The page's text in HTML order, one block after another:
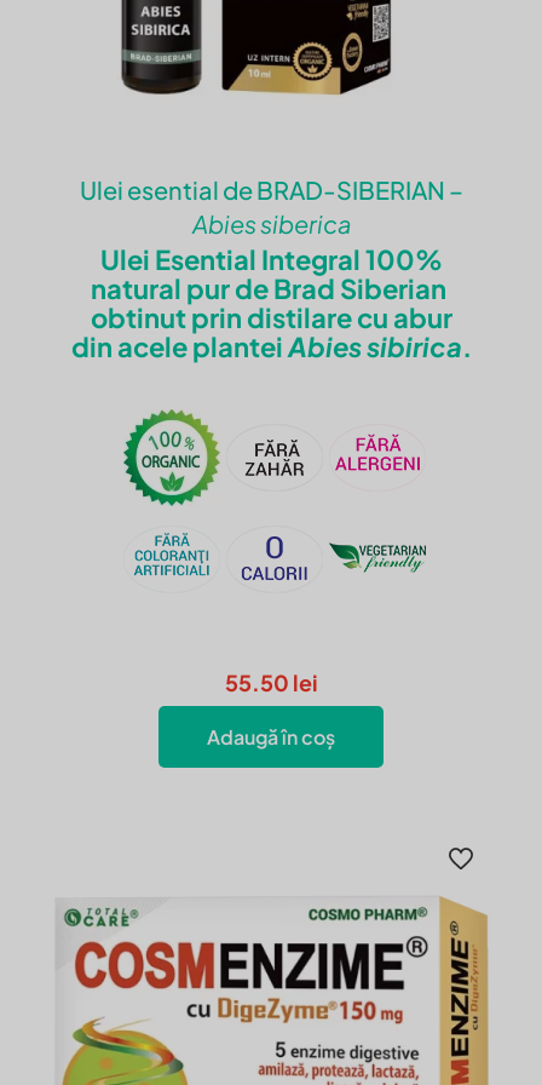
Ulei esential de BRAD-SIBERIAN –
Abies siberica
Ulei Esential Integral 100%
natural pur de Brad Siberian
obtinut prin distilare cu abur
din acele planteiAbies sibirica.
55.50 lei
Adaugă în coș